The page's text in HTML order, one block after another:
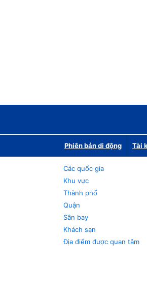
Phiên bản di động Tài
Các quốc gia
Khu vực
Thành phố
Quận
Sân bay
Khách sạn
Địa điểm được quan tâm